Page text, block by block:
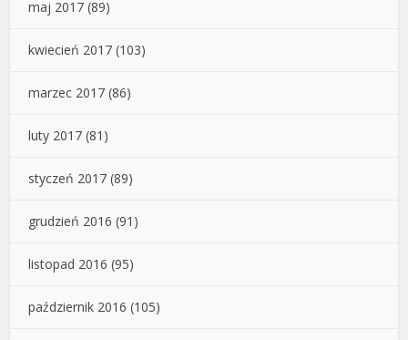
maj 2017 (89)
kwiecień 2017 (103)
marzec 2017 (86)
luty 2017 (81)
styczeń 2017 (89)
grudzień 2016 (91)
listopad 2016 (95)
październik 2016 (105)